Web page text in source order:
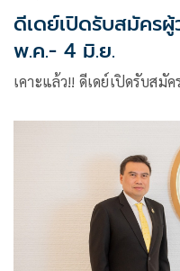
ดีเดย์เปิดรับสมัคร
พ.ค.- 4 มิ.ย.
เคาะแล้ว!! ดีเดย์เปิดรับสมั